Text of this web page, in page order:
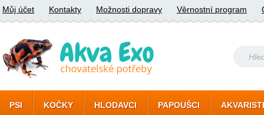
Můj účet Kontakty Možnosti dopravy Věrnostní program
PSI KOČKY HLODAVCI PAPOUŠCI